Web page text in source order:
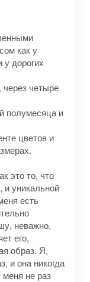
как у
дорогих
четыре
полумесяца и
цветов и
это то, что
и уникальной
есть
неважно,
его,
образ. Я,
и она никогда
не раз